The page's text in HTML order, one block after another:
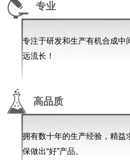
专业
专注于研发和生产有机合成中
远流长！
高品质
拥有数十年的生产经验，精益
保做出“好”产品。